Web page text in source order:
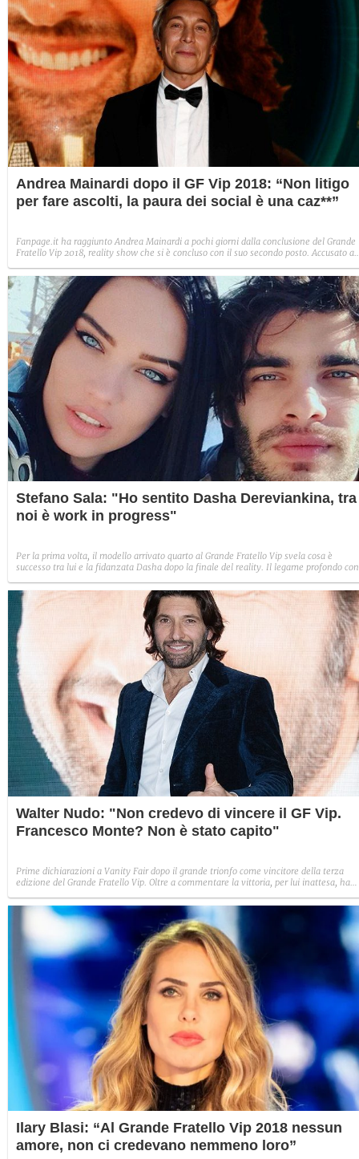
Andrea Mainardi dopo il GF Vip 2018: “Non litigo
per fare ascolti, la paura dei social è una caz**”
Fanpage.it ha raggiunto Andrea Mainardi a pochi giorni dalla conclusione del Grande
Fratello Vip 2018, reality show che si è concluso con il suo secondo posto. Accusato a
pubblico a casa. E a chi lo critica replica: “Non litigo solo per fare audience, perché
dovrei cambiare la mia natura?”.
Stefano Sala: "Ho sentito Dasha Dereviankina, tra
noi è work in progress"
Per la prima volta, il modello arrivato quarto al Grande Fratello Vip svela cosa è
successo tra lui e la fidanzata Dasha dopo la finale del reality. Il legame profondo con
ucraina si sono sentiti ma non si sono ancora visti, dal momento che lei non è in
Italia.
Walter Nudo: "Non credevo di vincere il GF Vip.
Francesco Monte? Non è stato capito"
Prime dichiarazioni a Vanity Fair dopo il grande trionfo come vincitore della terza
edizione del Grande Fratello Vip. Oltre a commentare la vittoria, per lui inattesa, ha
Mainardi e Francesco Monte.
Ilary Blasi: “Al Grande Fratello Vip 2018 nessun
amore, non ci credevano nemmeno loro”